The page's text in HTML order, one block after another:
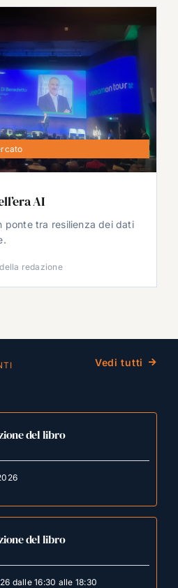
AI
ponte tra resilienza dei dati
redazione
Vedi tutti
del libro
del libro
dalle 16:30 alle 18:30